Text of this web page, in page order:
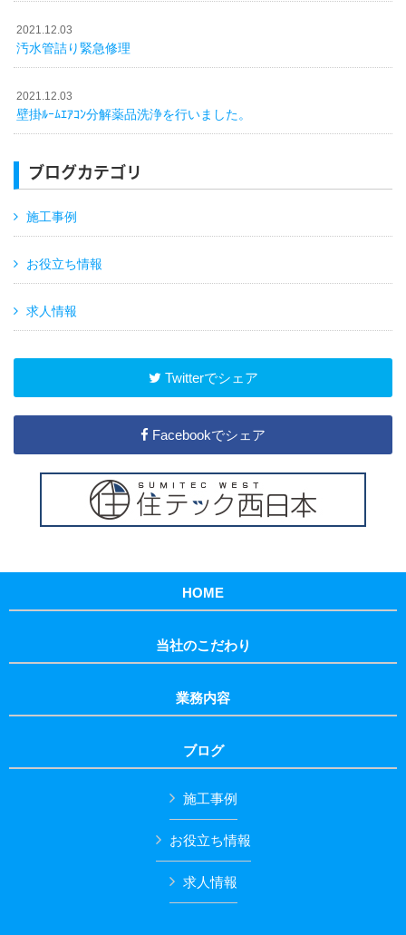
2021.12.03
汚水管詰り緊急修理
2021.12.03
壁掛ﾙｰﾑｴｱｺﾝ分解薬品洗浄を行いました。
ブログカテゴリ
施工事例
お役立ち情報
求人情報
Twitterでシェア
Facebookでシェア
HOME
当社のこだわり
業務内容
ブログ
施工事例
お役立ち情報
求人情報